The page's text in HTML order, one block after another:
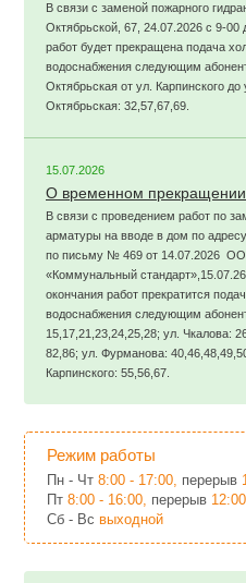
В связи с заменой пожарного
Октябрьской, 67, 24.07.2026 с 9-00
работ будет прекращена подача
водоснабжения следующим
Октябрьская от ул. Карпинского до
Октябрьская: 32,57,67,69.
15.07.2026
О временном
В связи с проведением работ по
арматуры на вводе в дом по
по письму № 469 от 14.07.2026
«Коммунальный
окончания работ прекратится
водоснабжения следующим
15,17,21,23,24,25,28; ул. Чкалова:
82,86; ул. Фурманова:
Карпинского: 55,56,67.
Режим работы
Пн - Чт 8:00 - 17:00, перерыв
Пт 8:00 - 16:00, перерыв
Сб - Вс выходной